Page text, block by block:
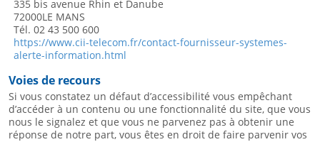
335 bis avenue Rhin et Danube
72000LE MANS
Tél. 02 43 500 600
https://www.cii-telecom.fr/contact-fournisseur-systemes-
alerte-information.html
Voies de recours
Si vous constatez un défaut d’accessibilité vous empêchant
d’accéder à un contenu ou une fonctionnalité du site, que vous
nous le signalez et que vous ne parvenez pas à obtenir une
réponse de notre part, vous êtes en droit de faire parvenir vos